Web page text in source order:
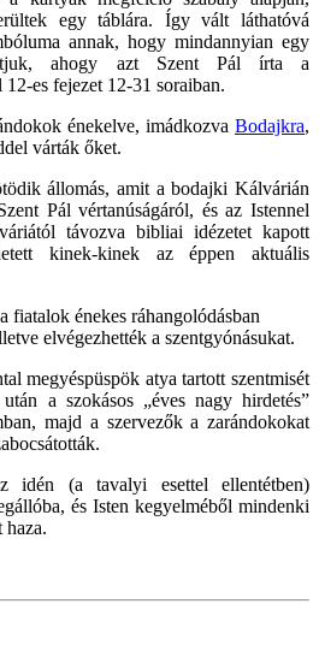
egy táblára. Így vált láthatóvá
annak, hogy mindannyian egy
ahogy azt Szent Pál írta a
es fejezet 12-31 soraiban.
énekelve, imádkozva Bodajkra,
várták őket.
állomás, amit a bodajki Kálvárián
Pál vértanúságáról, és az Istennel
távozva bibliai idézetet kapott
kinek-kinek az éppen aktuális
fiatalok énekes ráhangolódásban
elvégezhették a szentgyónásukat.
megyéspüspök atya tartott szentmisét
a szokásos „éves nagy hirdetés”
majd a szervezők a zarándokokat
idén (a tavalyi esettel ellentétben)
és Isten kegyelméből mindenki
haza.